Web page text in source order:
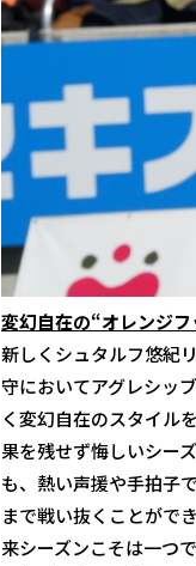
変幻自在の“オレンジ
新しくシュタルフ悠紀
守においてアグレシッ
く変幻自在のスタイル
果を残せず悔しいシー
も、熱い声援や手拍子
まで戦い抜くことがで
来シーズンこそは一つ